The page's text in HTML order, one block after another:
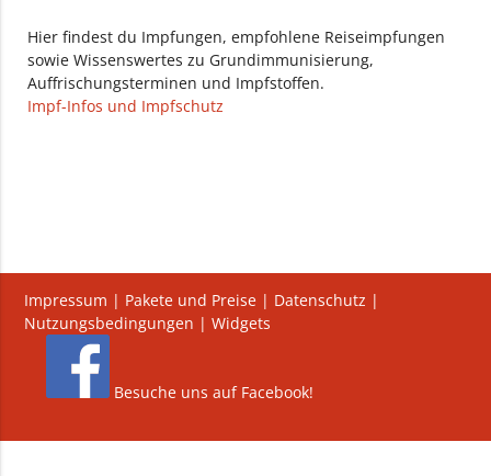
Hier findest du Impfungen, empfohlene Reiseimpfungen
sowie Wissenswertes zu Grundimmunisierung,
Auffrischungsterminen und Impfstoffen.
Impf-Infos und Impfschutz
Impressum | Pakete und Preise | Datenschutz |
Nutzungsbedingungen |Widgets
Besuche uns auf Facebook!